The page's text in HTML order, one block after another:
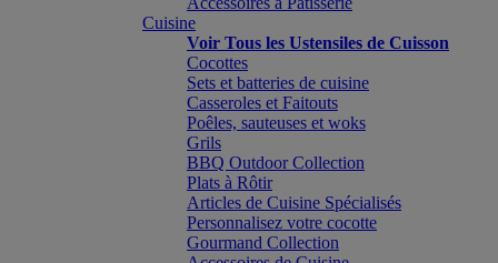
Cuisine
Voir Tous les Ustensiles de Cuisson
Cocottes
Sets et batteries de cuisine
Casseroles et Faitouts
Poêles, sauteuses et woks
Grils
BBQ Outdoor Collection
Plats à Rôtir
Articles de Cuisine Spécialisés
Personnalisez votre cocotte
Gourmand Collection